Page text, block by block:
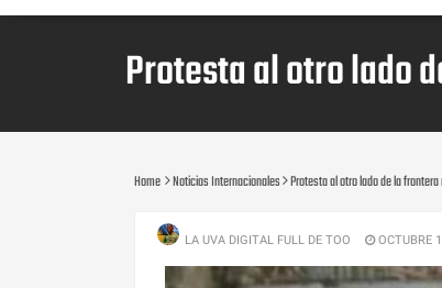
Protesta al otro lado
Home Noticias Internacionales Protesta al otro lado de la
LA UVA DIGITAL FULL DE TOO OCTUBRE